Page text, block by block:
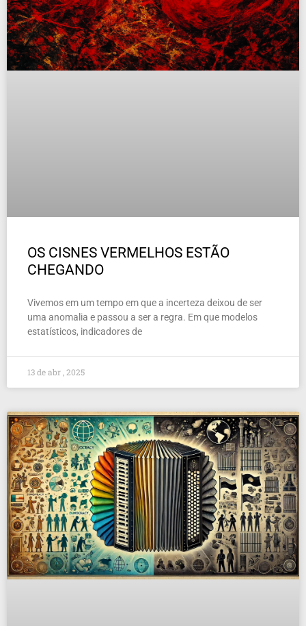
OS CISNES VERMELHOS ESTÃO
CHEGANDO
Vivemos em um tempo em que a incerteza deixou de ser
uma anomalia e passou a ser a regra. Em que modelos
estatísticos, indicadores de
13 de abr , 2025